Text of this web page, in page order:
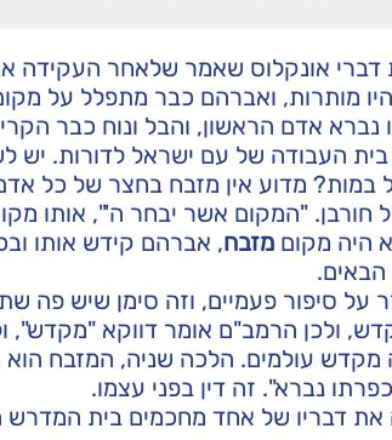
דברי אונקלוס שאמר שלאחר העקידה
מותרות, ואברהם כבר מתפלל על
אדם הראשון, והבל ונוח כבר
העבודה של עם ישראל לדורות. יש
במות? מדוע אין מזבח בחצר של כל
חורבן. "המקום אשר יבחר ה'", אותו
היה מקום מזבח, אברהם קידש אותו
על סיפור פעמיים, וזה סימן שיש פה
ולכן הרמב"ם אומר דווקא "מקדש",
עולמים. הלכה שניה, המזבח הוא
נברא". זה דין בפני עצמו.
את דבריו של אחד מחכמים בית המדרש